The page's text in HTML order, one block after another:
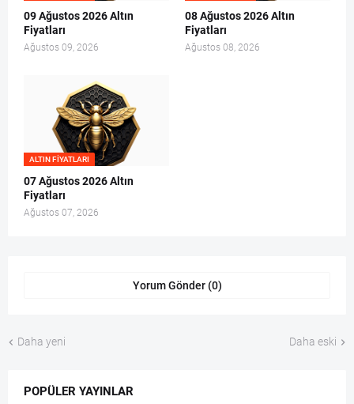
09 Ağustos 2026 Altın
Fiyatları
Ağustos 09, 2026
08 Ağustos 2026 Altın
Fiyatları
Ağustos 08, 2026
ALTIN FIYATLARI
07 Ağustos 2026 Altın
Fiyatları
Ağustos 07, 2026
Yorum Gönder (0)
Daha yeni Daha eski
POPÜLER YAYINLAR